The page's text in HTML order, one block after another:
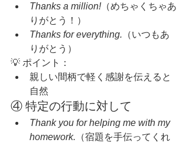
Thanks a million!（めちゃくちゃあ
りがとう！）
Thanks for everything. （いつもあ
りがとう）
💡 ポイント：
親しい間柄で軽く感謝を伝えると
自然
④ 特定の行動に対して
Thank you for helping me with my
homework. （宿題を手伝ってくれ